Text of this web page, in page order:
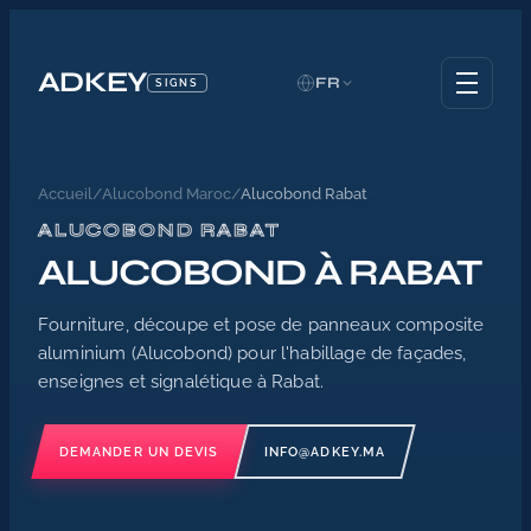
ADKEY SIGNS FR
Accueil/Alucobond Maroc/Alucobond Rabat
ALUCOBOND RABAT
ALUCOBOND À RABAT
Fourniture, découpe et pose de panneaux composite
aluminium (Alucobond) pour l'habillage de façades,
enseignes et signalétique à Rabat.
DEMANDER UN DEVIS INFO@ADKEY.MA